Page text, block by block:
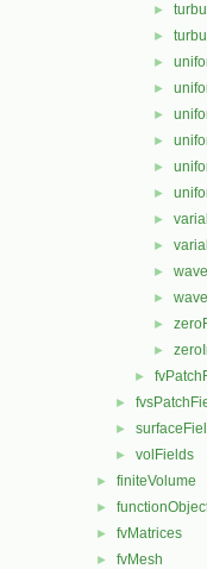
►
►
►
►
►
►
►
►
►
►
►
►
►
►
►
►
►
► volFields
► finiteVolume
►
► fvMatrices
► fvMesh